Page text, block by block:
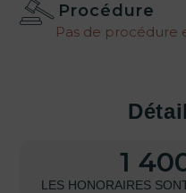
Procédure
Pas de procédure
1
LES HONORAIRES